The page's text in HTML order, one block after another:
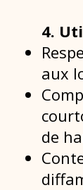
4.
aux
de